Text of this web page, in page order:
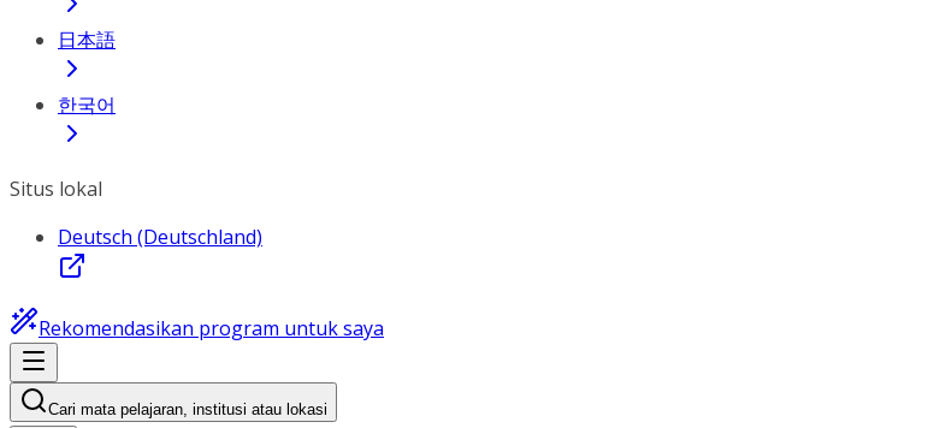
日本語
한국어
Situs lokal
Deutsch (Deutschland)
Rekomendasikan program untuk saya
Cari mata pelajaran, institusi atau lokasi